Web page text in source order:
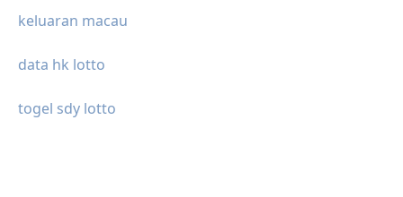
keluaran macau
data hk lotto
togel sdy lotto